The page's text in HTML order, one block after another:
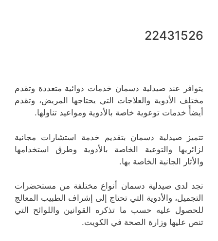
22431526
يتوافر عند صيدلية دسمان خدمات دوائية متعددة وتقدم
مختلف الأدوية والعلاجات التي يحتاجها المريض، وتقدم
أيضأً خدمات توعوية خاصة بالأدوية ومواعيد تناولها.
تتميز صيدلية دسمان بتقديم خدمة استشارات مجانية
لزائريها والتوعية الخاصة بالأدوية وطرق استخدامها
والأثار الجانية الخاصة بها.
تجد لدى صيدلية دسمان أنواع مختلفة من مستحضرات
التجميل، والأدوية التي تحتاج إلى إشراف الطبيب المعالج
للحصول عليه حسب ما تذكره القوانين واللوائح التي
تنص عليها وزارة الصحة في الكويت.